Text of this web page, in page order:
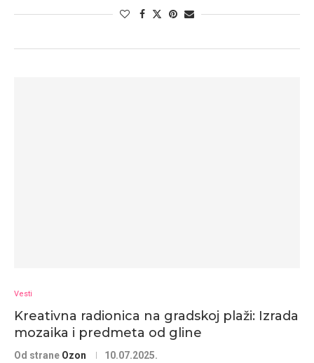
Vesti
Kreativna radionica na gradskoj plaži: Izrada
mozaika i predmeta od gline
Od strane Ozon 10.07.2025.